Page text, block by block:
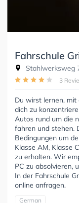
Fahrschule
Stahlwerksweg
3
Du wirst lernen,
dich zu
Autos rund um die
fahren und stehen.
Bedingungen um
Klasse AM, Klasse
zu erhalten. Wir
PC zu absolvieren,
In der Fahrschule
online anfragen.
German